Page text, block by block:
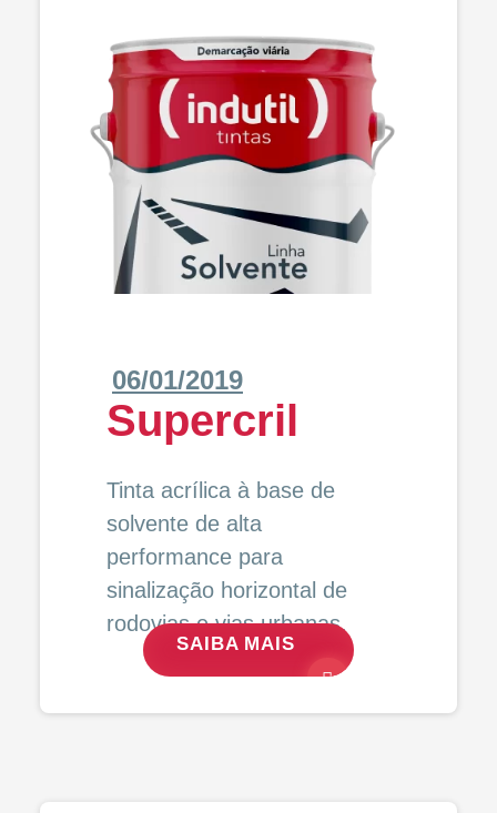
06/01/2019
Supercril
Tinta acrílica à base de
solvente de alta
performance para
sinalização horizontal de
rodovias e vias urbanas.
SAIBA MAIS